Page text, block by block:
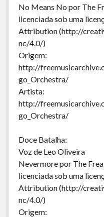
No Means No por The
licenciada sob uma
Attribution (http://
nc/4.0/)
Origem:
http://
go_Orchestra/
Artista:
http://
go_Orchestra/
Doce Batalha:
Voz de Leo Oliveira
Nevermore por The
licenciada sob uma
Attribution (http://
nc/4.0/)
Origem: